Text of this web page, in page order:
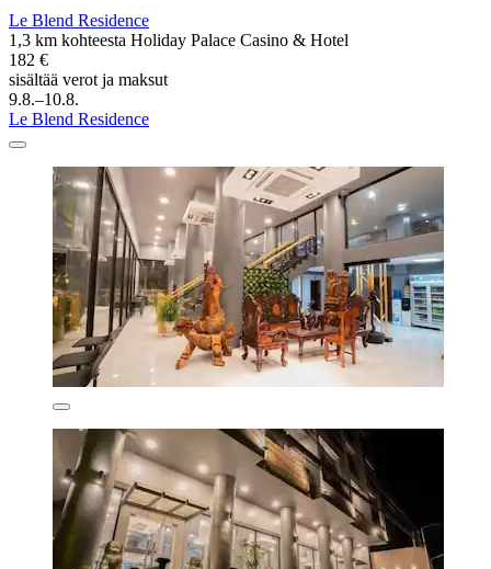
Le Blend Residence
1,3 km kohteesta Holiday Palace Casino & Hotel
182 €
sisältää verot ja maksut
9.8.–10.8.
Le Blend Residence